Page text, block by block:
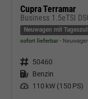
Cupra Terramar
Neuwagen mit
sofort lieferbar
Fahrzeugnr. 50460
Kraftstoff Benzin
Leistung 110 kW (150 PS)